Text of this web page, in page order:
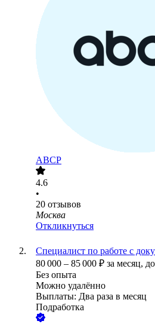
ABCP
4.6
•
20 отзывов
Москва
Откликнуться
Специалист по работе с
80 000 – 85 000 ₽ за месяц,
Без опыта
Можно удалённо
Выплаты: Два раза в месяц
Подработка